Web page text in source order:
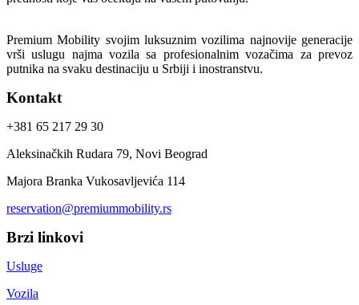
Premium Mobility svojim luksuznim vozilima najnovije generacije
vrši uslugu najma vozila sa profesionalnim vozačima za prevoz
putnika na svaku destinaciju u Srbiji i inostranstvu.
Kontakt
+381 65 217 29 30
Aleksinačkih Rudara 79, Novi Beograd
Majora Branka Vukosavljevića 114
reservation@premiummobility.rs
Brzi linkovi
Usluge
Vozila